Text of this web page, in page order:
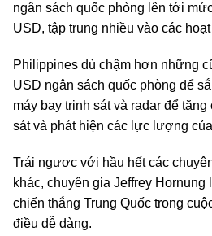
ngân sách quốc phòng lên tới
USD, tập trung nhiều vào các
Philippines dù chậm hơn những
USD ngân sách quốc phòng để
máy bay trinh sát và radar để
sát và phát hiện các lực lượng
Trái ngược với hầu hết các
khác, chuyên gia Jeffrey Hornung
chiến thắng Trung Quốc trong
điều dễ dàng.